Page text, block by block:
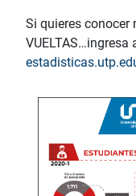
Si quieres conocer
VUELTAS…ingresa